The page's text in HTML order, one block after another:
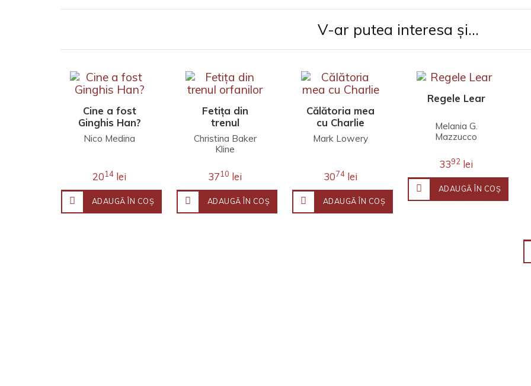
V-ar putea interesa și...
Cine a fost
Ginghis Han?
Nico Medina
2014 lei
ADAUGĂ ÎN COŞ
Fetița din
trenul
orfanilor
Christina Baker
Kline
3710 lei
ADAUGĂ ÎN COŞ
Călătoria mea
cu Charlie
Mark Lowery
3074 lei
ADAUGĂ ÎN COŞ
Regele Lear
Melania G.
Mazzucco
3392 lei
ADAUGĂ ÎN COŞ